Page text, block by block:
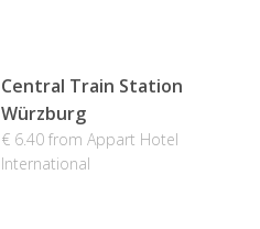
Central Train Station
Würzburg
€ 6.40 from Appart Hotel
International